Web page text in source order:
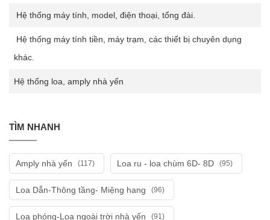
Hệ thống máy tính, model, điện thoại, tổng đài.
Hệ thống máy tính tiền, máy trạm, các thiết bị chuyên dụng
khác.
Hệ thống loa, amply nhà yến
TÌM NHANH
Amply nhà yến (117) Loa ru - loa chùm 6D- 8D (95)
Loa Dẫn-Thông tầng- Miệng hang (96)
Loa phóng-Loa ngoài trời nhà yến (91)